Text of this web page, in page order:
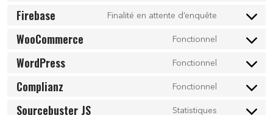
Firebase Finalité en attente d’enquête
WooCommerce Fonctionnel
WordPress Fonctionnel
Complianz Fonctionnel
Sourcebuster JS Statistiques